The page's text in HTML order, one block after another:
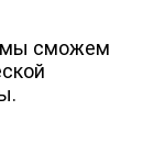
мы сможем